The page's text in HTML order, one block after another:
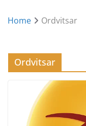
Home Ordvitsar
Ordvitsar